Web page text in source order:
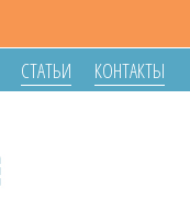
СТАТЬИ КОНТАКТЫ